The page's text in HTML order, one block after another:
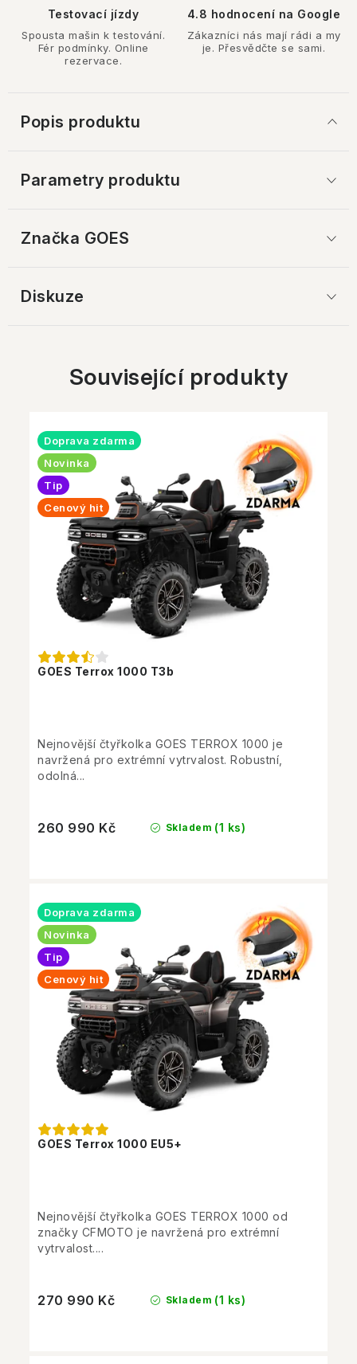
Testovací jízdy
Spousta mašin k testování.
Fér podmínky. Online
rezervace.
4.8 hodnocení na Google
Zákazníci nás mají rádi a my
je. Přesvědčte se sami.
Popis produktu
Parametry produktu
Značka GOES
Diskuze
Související produkty
GOES Terrox 1000 T3b
Doprava zdarma
Novinka
Tip
Cenový hit
Skladem (1 ks)
260 990 Kč
Nejnovější čtyřkolka GOES TERROX 1000 je
navržená pro extrémní vytrvalost. Robustní,
odolná...
GOES Terrox 1000 EU5+
Doprava zdarma
Novinka
Tip
Cenový hit
Skladem (1 ks)
270 990 Kč
Nejnovější čtyřkolka GOES TERROX 1000 od
značky CFMOTO je navržená pro extrémní
vytrvalost....